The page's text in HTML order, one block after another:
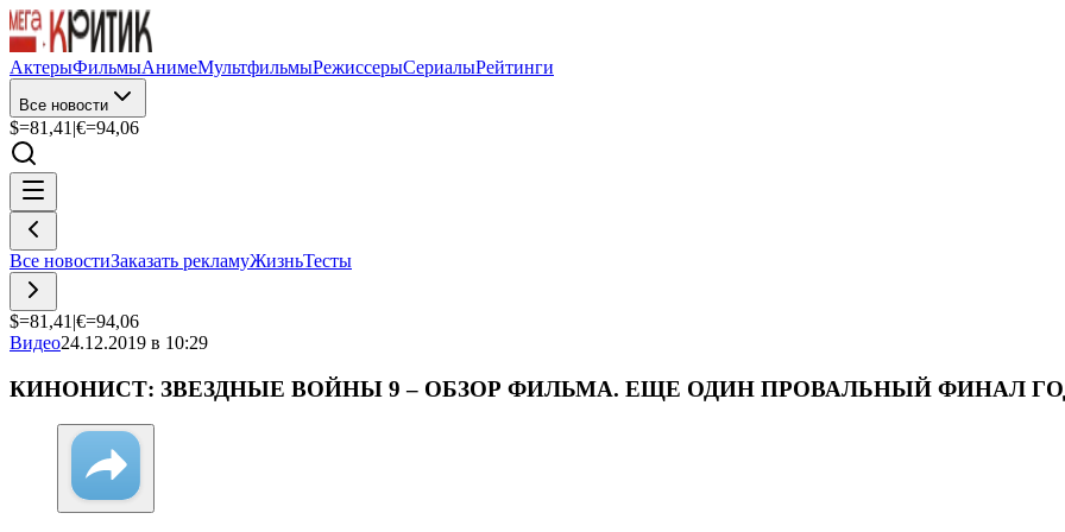
АктерыФильмыАнимеМультфильмыРежиссерыСериалыРейтинги
Все новости
$=81,41 |€=94,06
Все новостиЗаказать рекламуЖизньТесты
$=81,41 |€=94,06
Видео24.12.2019 в 10:29
КИНОНИСТ: ЗВЕЗДНЫЕ ВОЙНЫ 9 – ОБЗОР ФИЛЬМА. ЕЩЕ ОДИН ПРОВАЛЬНЫЙ ФИНАЛ